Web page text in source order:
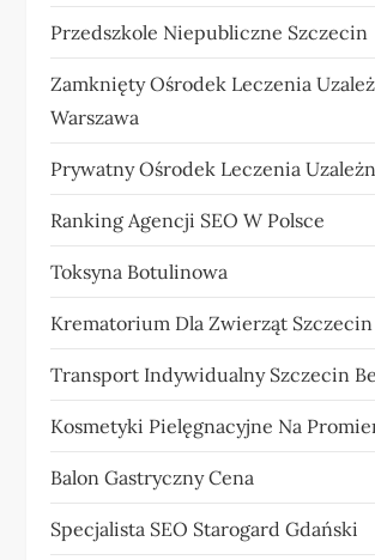
Przedszkole Niepubliczne Szczecin
Zamknięty Ośrodek Leczenia
Warszawa
Prywatny Ośrodek Leczenia
Ranking Agencji SEO W Polsce
Toksyna Botulinowa
Krematorium Dla Zwierząt Szczecin
Transport Indywidualny Szczecin
Kosmetyki Pielęgnacyjne Na
Balon Gastryczny Cena
Specjalista SEO Starogard Gdański